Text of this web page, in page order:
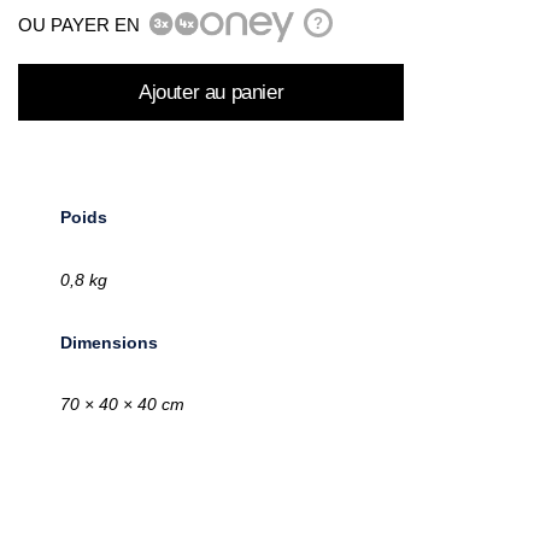
OU PAYER EN ?
Ajouter au panier
Poids
0,8 kg
Dimensions
70 × 40 × 40 cm